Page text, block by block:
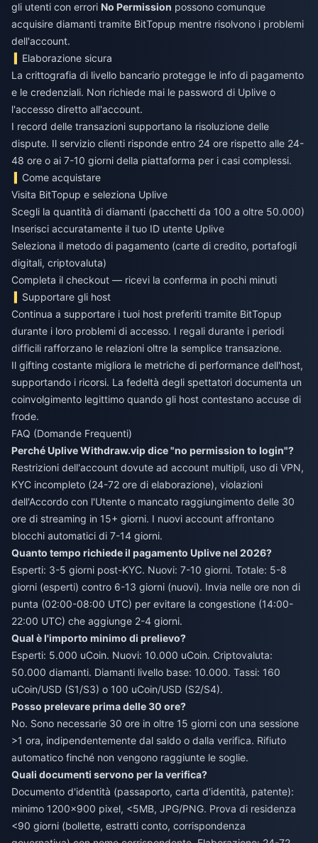
gli utenti con errori No Permission possono comunque
acquisire diamanti tramite BitTopup mentre risolvono i problemi
dell'account.
Elaborazione sicura
La crittografia di livello bancario protegge le info di pagamento
e le credenziali. Non richiede mai le password di Uplive o
l'accesso diretto all'account.
I record delle transazioni supportano la risoluzione delle
dispute. Il servizio clienti risponde entro 24 ore rispetto alle 24-
48 ore o ai 7-10 giorni della piattaforma per i casi complessi.
Come acquistare
Visita BitTopup e seleziona Uplive
Scegli la quantità di diamanti (pacchetti da 100 a oltre 50.000)
Inserisci accuratamente il tuo ID utente Uplive
Seleziona il metodo di pagamento (carte di credito, portafogli
digitali, criptovaluta)
Completa il checkout — ricevi la conferma in pochi minuti
Supportare gli host
Continua a supportare i tuoi host preferiti tramite BitTopup
durante i loro problemi di accesso. I regali durante i periodi
difficili rafforzano le relazioni oltre la semplice transazione.
Il gifting costante migliora le metriche di performance dell'host,
supportando i ricorsi. La fedeltà degli spettatori documenta un
coinvolgimento legittimo quando gli host contestano accuse di
frode.
FAQ (Domande Frequenti)
Perché Uplive Withdraw.vip dice "no permission to login"?
Restrizioni dell'account dovute ad account multipli, uso di VPN,
KYC incompleto (24-72 ore di elaborazione), violazioni
dell'Accordo con l'Utente o mancato raggiungimento delle 30
ore di streaming in 15+ giorni. I nuovi account affrontano
blocchi automatici di 7-14 giorni.
Quanto tempo richiede il pagamento Uplive nel 2026?
Esperti: 3-5 giorni post-KYC. Nuovi: 7-10 giorni. Totale: 5-8
giorni (esperti) contro 6-13 giorni (nuovi). Invia nelle ore non di
punta (02:00-08:00 UTC) per evitare la congestione (14:00-
22:00 UTC) che aggiunge 2-4 giorni.
Qual è l'importo minimo di prelievo?
Esperti: 5.000 uCoin. Nuovi: 10.000 uCoin. Criptovaluta:
50.000 diamanti. Diamanti livello base: 10.000. Tassi: 160
uCoin/USD (S1/S3) o 100 uCoin/USD (S2/S4).
Posso prelevare prima delle 30 ore?
No. Sono necessarie 30 ore in oltre 15 giorni con una sessione
>1 ora, indipendentemente dal saldo o dalla verifica. Rifiuto
automatico finché non vengono raggiunte le soglie.
Quali documenti servono per la verifica?
Documento d'identità (passaporto, carta d'identità, patente):
minimo 1200x900 pixel, <5MB, JPG/PNG. Prova di residenza
<90 giorni (bollette, estratti conto, corrispondenza